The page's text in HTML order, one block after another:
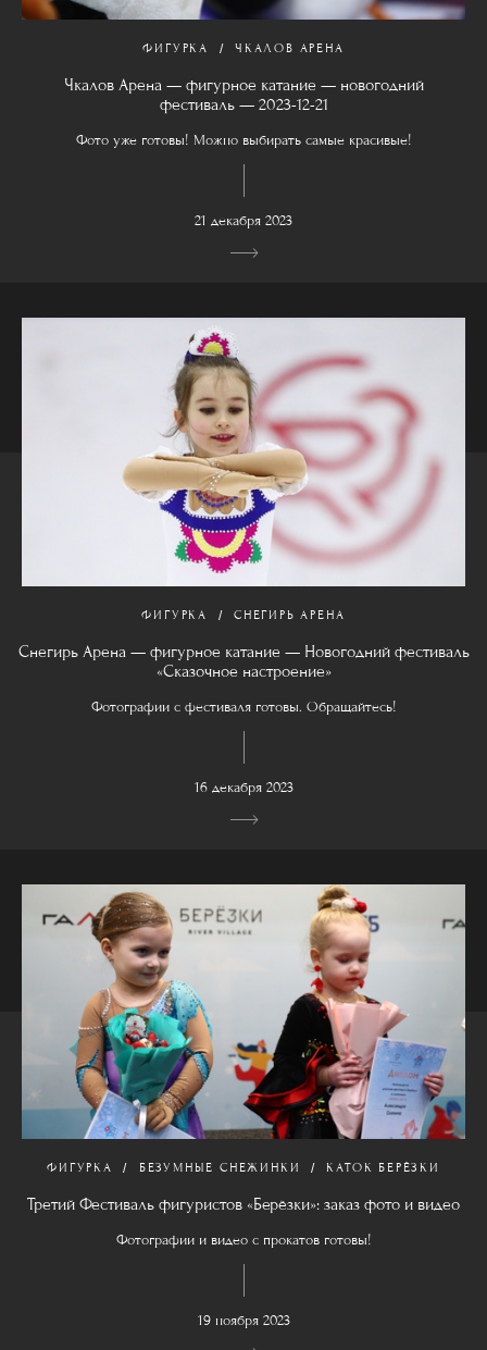
ФИГУРКА ЧКАЛОВ АРЕНА
Чкалов Арена — фигурное катание — новогодний
фестиваль — 2023-12-21
Фото уже готовы! Можно выбирать самые красивые!
21 декабря 2023
ФИГУРКА СНЕГИРЬ АРЕНА
Снегирь Арена — фигурное катание — Новогодний фестиваль
«Сказочное настроение»
Фотографии с фестиваля готовы. Обращайтесь!
16 декабря 2023
ФИГУРКА БЕЗУМНЫЕ СНЕЖИНКИ КАТОК БЕРЁЗКИ
Третий Фестиваль фигуристов «Берёзки»: заказ фото и видео
Фотографии и видео с прокатов готовы!
19 ноября 2023